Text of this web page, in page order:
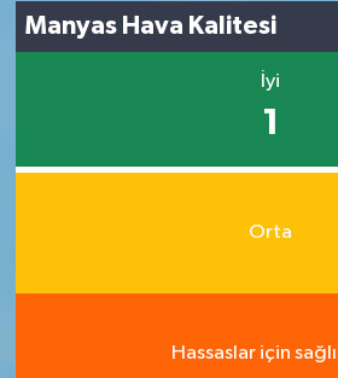
Manyas Hava Kalitesi
İyi
1
Orta
Hassaslar için